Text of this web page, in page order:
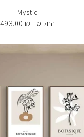
Mystic
החל מ -
493.00 ₪